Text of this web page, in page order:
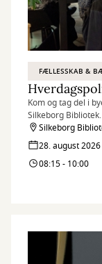
FÆLLESSKAB &
Kom og tag del i
Silkeborg Bibliotek.
Silkeborg
28. august 2026
08:15 - 10:00